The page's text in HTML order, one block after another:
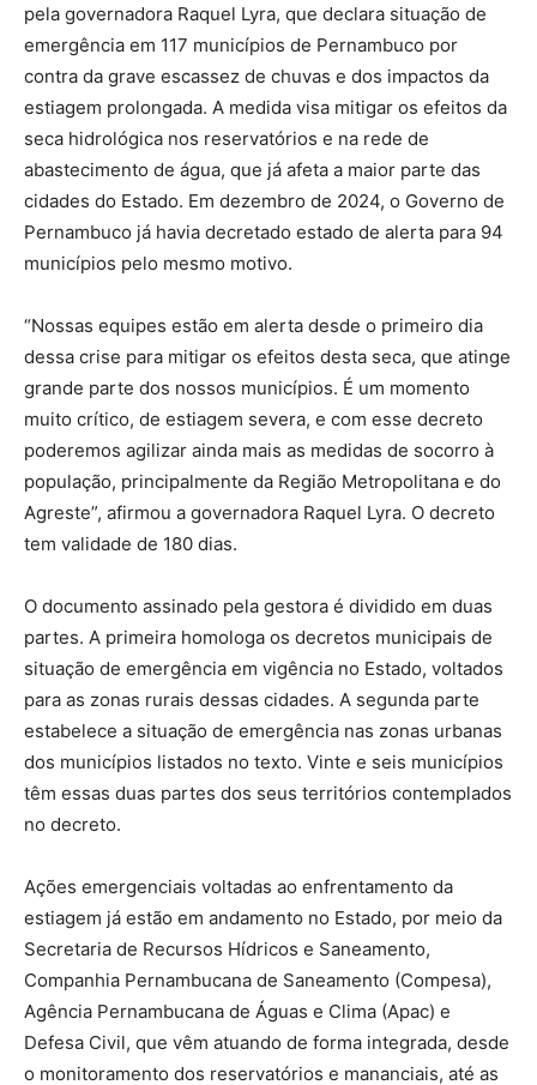
pela governadora Raquel Lyra, que declara situação de
emergência em 117 municípios de Pernambuco por
contra da grave escassez de chuvas e dos impactos da
estiagem prolongada. A medida visa mitigar os efeitos da
seca hidrológica nos reservatórios e na rede de
abastecimento de água, que já afeta a maior parte das
cidades do Estado. Em dezembro de 2024, o Governo de
Pernambuco já havia decretado estado de alerta para 94
municípios pelo mesmo motivo.
“Nossas equipes estão em alerta desde o primeiro dia
dessa crise para mitigar os efeitos desta seca, que atinge
grande parte dos nossos municípios. É um momento
muito crítico, de estiagem severa, e com esse decreto
poderemos agilizar ainda mais as medidas de socorro à
população, principalmente da Região Metropolitana e do
Agreste”, afirmou a governadora Raquel Lyra. O decreto
tem validade de 180 dias.
O documento assinado pela gestora é dividido em duas
partes. A primeira homologa os decretos municipais de
situação de emergência em vigência no Estado, voltados
para as zonas rurais dessas cidades. A segunda parte
estabelece a situação de emergência nas zonas urbanas
dos municípios listados no texto. Vinte e seis municípios
têm essas duas partes dos seus territórios contemplados
no decreto.
Ações emergenciais voltadas ao enfrentamento da
estiagem já estão em andamento no Estado, por meio da
Secretaria de Recursos Hídricos e Saneamento,
Companhia Pernambucana de Saneamento (Compesa),
Agência Pernambucana de Águas e Clima (Apac) e
Defesa Civil, que vêm atuando de forma integrada, desde
o monitoramento dos reservatórios e mananciais, até as